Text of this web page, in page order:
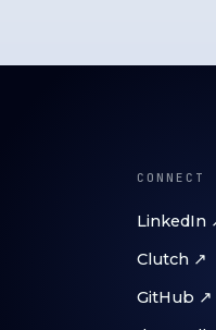
CONNECT
LinkedIn
Clutch ↗
GitHub ↗